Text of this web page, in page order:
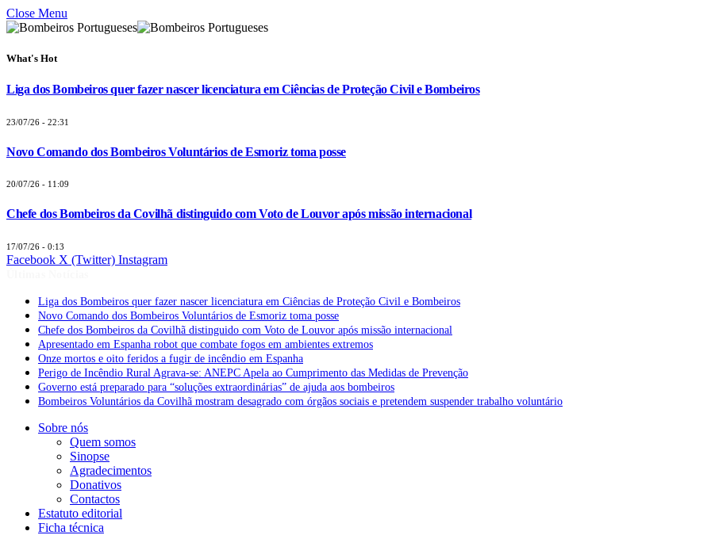
Close Menu
What's Hot
Liga dos Bombeiros quer fazer nascer licenciatura em Ciências de Proteção Civil e Bombeiros
23/07/26 - 22:31
Novo Comando dos Bombeiros Voluntários de Esmoriz toma posse
20/07/26 - 11:09
Chefe dos Bombeiros da Covilhã distinguido com Voto de Louvor após missão internacional
17/07/26 - 0:13
Facebook X (Twitter) Instagram
Liga dos Bombeiros quer fazer nascer licenciatura em Ciências de Proteção Civil e Bombeiros
Novo Comando dos Bombeiros Voluntários de Esmoriz toma posse
Chefe dos Bombeiros da Covilhã distinguido com Voto de Louvor após missão internacional
Apresentado em Espanha robot que combate fogos em ambientes extremos
Onze mortos e oito feridos a fugir de incêndio em Espanha
Perigo de Incêndio Rural Agrava-se: ANEPC Apela ao Cumprimento das Medidas de Prevenção
Governo está preparado para “soluções extraordinárias” de ajuda aos bombeiros
Bombeiros Voluntários da Covilhã mostram desagrado com órgãos sociais e pretendem suspender trabalho voluntário
Sobre nós
Quem somos
Sinopse
Agradecimentos
Donativos
Contactos
Estatuto editorial
Ficha técnica